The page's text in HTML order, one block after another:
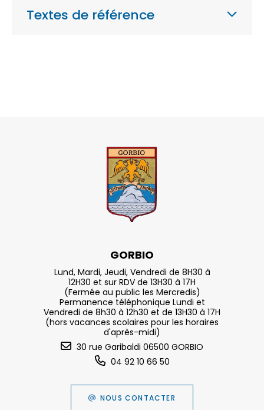
Textes de référence
GORBIO
Lund, Mardi, Jeudi, Vendredi de 8H30 à
12H30 et sur RDV de 13H30 à 17H
(Fermée au public les Mercredis)
Permanence téléphonique Lundi et
Vendredi de 8h30 à 12h30 et de 13H30 à 17H
(hors vacances scolaires pour les horaires
d'après-midi)
30 rue Garibaldi 06500 GORBIO
04 92 10 66 50
NOUS CONTACTER